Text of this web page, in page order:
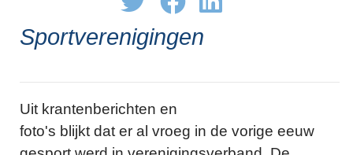
Sportverenigingen
Uit krantenberichten en
foto's blijkt dat er al vroeg in de vorige eeuw